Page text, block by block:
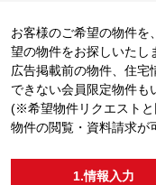
お客様のご希望の物件を
望の物件をお探しいたし
広告掲載前の物件、住宅
できない会員限定物件も
(※希望物件リクエストと
物件の閲覧・資料請求が
1.情報入力